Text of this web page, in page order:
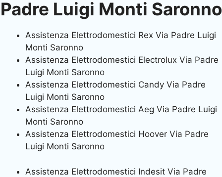
Padre Luigi Monti Saronno
Assistenza Elettrodomestici Rex Via Padre Luigi
Monti Saronno
Assistenza Elettrodomestici Electrolux Via Padre
Luigi Monti Saronno
Assistenza Elettrodomestici Candy Via Padre
Luigi Monti Saronno
Assistenza Elettrodomestici Aeg Via Padre Luigi
Monti Saronno
Assistenza Elettrodomestici Hoover Via Padre
Luigi Monti Saronno
Assistenza Elettrodomestici Indesit Via Padre